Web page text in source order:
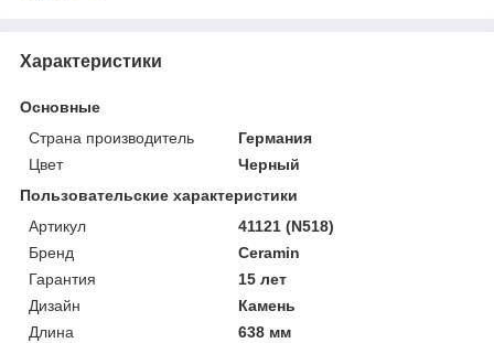
Характеристики
Основные
Страна производитель
Германия
Цвет
Черный
Пользовательские характеристики
Артикул
41121 (N518)
Бренд
Ceramin
Гарантия
15 лет
Дизайн
Камень
Длина
638 мм